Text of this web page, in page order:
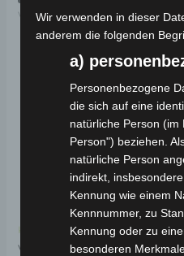
VB7
Kostenloser Versand
VB7 LENKER
Wir verwenden in dieser
anderem die folgenden
a)
Personenbezogene
die sich auf eine
natürliche Person
Person") beziehen.
natürliche Person
indirekt,
Kennung wie einem
Kennnummer, zu
Kennung oder zu
besonderen